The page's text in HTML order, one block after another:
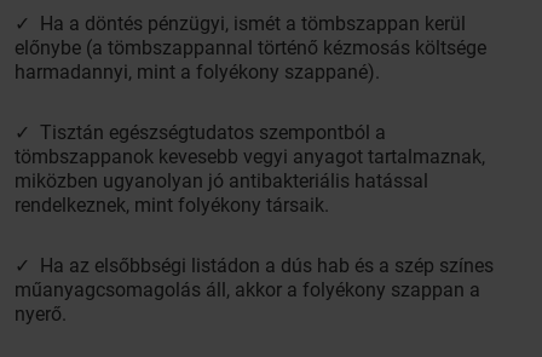
✓ Ha a döntés pénzügyi, ismét a tömbszappan kerül
előnybe (a tömbszappannal történő kézmosás költsége
harmadannyi, mint a folyékony szappané).
✓ Tisztán egészségtudatos szempontból a
tömbszappanok kevesebb vegyi anyagot tartalmaznak,
miközben ugyanolyan jó antibakteriális hatással
rendelkeznek, mint folyékony társaik.
✓ Ha az elsőbbségi listádon a dús hab és a szép színes
műanyagcsomagolás áll, akkor a folyékony szappan a
nyerő.